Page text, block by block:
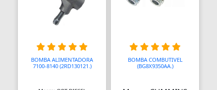
Antenas de TV
Anéis
Anéis
BOMBA ALIMENTADORA
7100-8140 (2RD130121.)
BOMBA COMBUTIVEL
(BG8X9350AA.)